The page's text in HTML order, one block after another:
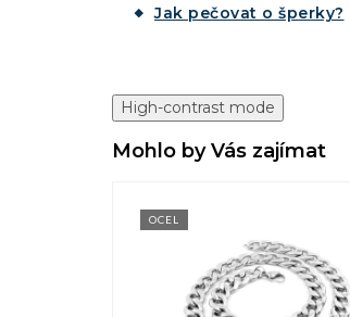
Jak pečovat o šperky?
High-contrast mode
Mohlo by Vás zajímat
OCEL